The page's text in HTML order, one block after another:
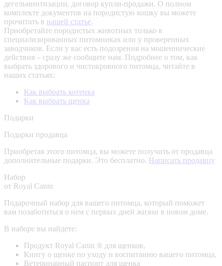
дегельминтизации, договор купли-продажи. О полном
комплекте документов на породистую кошку вы можете
прочитать в нашей статье.
Приобретайте породистых животных только в
специализированных питомниках или у проверенных
заводчиков. Если у вас есть подозрения на мошеннические
действия – сразу же сообщите нам. Подробнее о том, как
выбрать здорового и чистокровного питомца, читайте в
наших статьях:
Как выбрать котенка
Как выбрать щенка
Подарки
Подарки продавца
Приобретая этого питомца, вы можете получить от продавца
дополнительные подарки. Это бесплатно. Написать продавцу
Набор
от Royal Canin
Подарочный набор для вашего питомца, который поможет
вам позаботиться о нем с первых дней жизни в новом доме.
В наборе вы найдете:
Продукт Royal Canin ® для щенков,
Книгу о щенке по уходу и воспитанию вашего питомца,
Ветеринарный паспорт для щенка